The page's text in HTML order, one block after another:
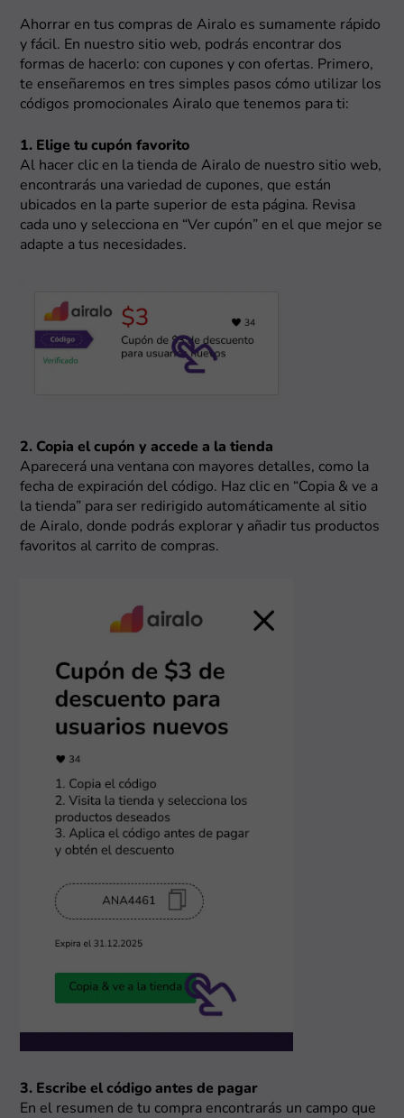
Ahorrar en tus compras de Airalo es sumamente rápido
y fácil. En nuestro sitio web, podrás encontrar dos
formas de hacerlo: con cupones y con ofertas. Primero,
te enseñaremos en tres simples pasos cómo utilizar los
códigos promocionales Airalo que tenemos para ti:
1. Elige tu cupón favorito
Al hacer clic en la tienda de Airalo de nuestro sitio web,
encontrarás una variedad de cupones, que están
ubicados en la parte superior de esta página. Revisa
cada uno y selecciona en “Ver cupón” en el que mejor se
adapte a tus necesidades.
2. Copia el cupón y accede a la tienda
Aparecerá una ventana con mayores detalles, como la
fecha de expiración del código. Haz clic en “Copia & ve a
la tienda” para ser redirigido automáticamente al sitio
de Airalo, donde podrás explorar y añadir tus productos
favoritos al carrito de compras.
3. Escribe el código antes de pagar
En el resumen de tu compra encontrarás un campo que